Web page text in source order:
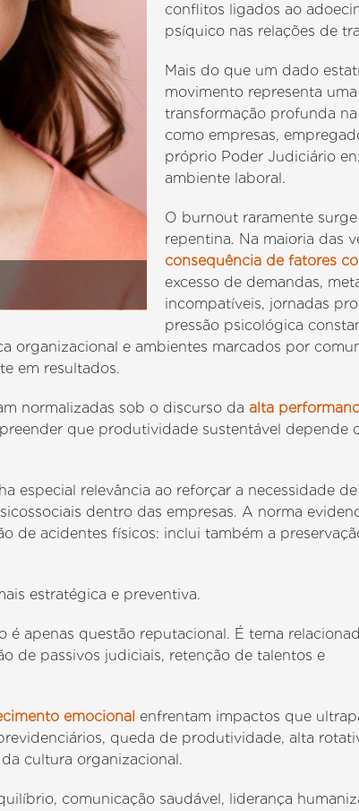
conflitos ligados ao
psíquico nas relações de
Mais do que um dado
movimento representa uma
transformação profunda
como empresas,
próprio Poder Judiciário
ambiente laboral.
O burnout raramente
repentina. Na maioria das
consequência de fatores
excesso de demandas,
incompatíveis, jornadas
pressão psicológica
organizacional e ambientes marcados por
em resultados.
normalizadas sob o discurso daalta
que produtividade sustentável depende
especial relevância ao reforçar a necessidade de
dentro das empresas. A norma
de acidentes físicos: inclui também a
estratégica e preventiva.
é apenas questão reputacional. É tema
de passivos judiciais, retenção de talentos e
emocional enfrentam impactos que
queda de produtividade, alta
cultura organizacional.
comunicação saudável, liderança